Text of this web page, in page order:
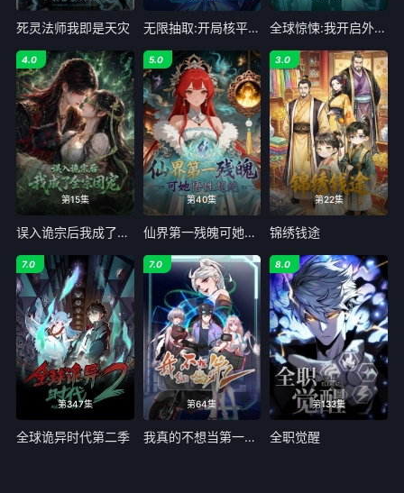
109 111 112
117 118 119 120
121 122 123 124
125 126 127 128
129 130 131 132
133 134 135
137 138 139 140
141 142 143 144
145 146 147 148
149 150 151 152
153 154 155 156
157 158 159
死灵法师我即是天灾 无限抽取:开局核平修仙世界 全球惊悚:我开启外挂自选商城动态漫画
第15集
4.0
误入诡宗后我成了全宗团宠
第40集
5.0
仙界第一残魄可她悟性超绝
第22集
3.0
锦绣钱途
第347集
7.0
全球诡异时代第二季
第64集
7.0
我真的不想当第一第二季
第133集
8.0
全职觉醒